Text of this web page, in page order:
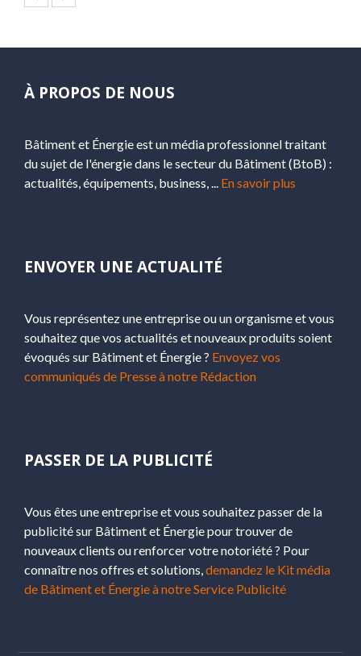
À PROPOS DE NOUS
Bâtiment et Énergie est un média professionnel traitant
du sujet de l'énergie dans le secteur du Bâtiment (BtoB) :
actualités, équipements, business, ... En savoir plus
ENVOYER UNE ACTUALITÉ
Vous représentez une entreprise ou un organisme et vous
souhaitez que vos actualités et nouveaux produits soient
évoqués sur Bâtiment et Énergie ? Envoyez vos
communiqués de Presse à notre Rédaction
PASSER DE LA PUBLICITÉ
Vous êtes une entreprise et vous souhaitez passer de la
publicité sur Bâtiment et Énergie pour trouver de
nouveaux clients ou renforcer votre notoriété ? Pour
connaître nos offres et solutions,demandez le Kit média
de Bâtiment et Énergie à notre Service Publicité